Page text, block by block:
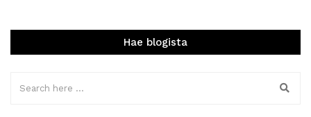
Hae blogista